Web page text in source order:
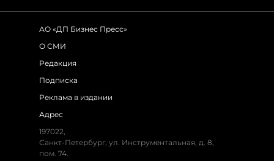
АО «ДП Бизнес Пресс»
О СМИ
Редакция
Подписка
Реклама в издании
Адрес
197022,
Санкт-Петербург, ул. Инструментальная, д. 8,
пом. 74.